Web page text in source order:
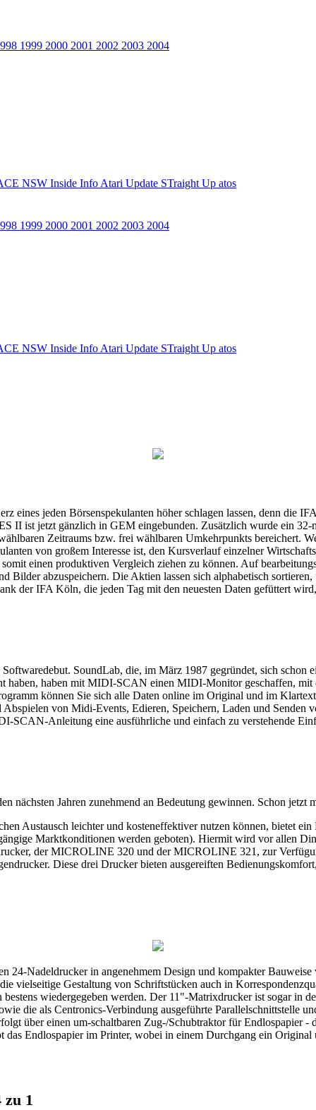
1999 2000 2001 2002 2003 2004
NSW Inside Info Atari Update STraight Up atos
1999 2000 2001 2002 2003 2004
NSW Inside Info Atari Update STraight Up atos
eines jeden Börsenspekulanten höher schlagen lassen, denn
II ist jetzt gänzlich in GEM eingebunden. Zusätzlich wurde ein
Zeitraums bzw. frei wählbaren Umkehrpunkts bereichert.
von großem Interesse ist, den Kursverlauf einzelner
einen produktiven Vergleich ziehen zu können. Auf
Bilder abzuspeichern. Die Aktien lassen sich alphabetisch
der IFA Köln, die jeden Tag mit den neuesten Daten gefüttert
SoundLab, die, im März 1987 gegründet, sich schon
haben mit MIDI-SCAN einen MIDI-Monitor geschaffen, mit
können Sie sich alle Daten online im Original und im
von Midi-Events, Edieren, Speichern, Laden und
SCAN-Anleitung eine ausführliche und einfach zu verstehende
nächsten Jahren zunehmend an Bedeutung gewinnen. Schon jetzt
Austausch leichter und kosteneffektiver nutzen können, bietet
Marktkonditionen werden geboten). Hiermit wird vor allen
der MICROLINE 320 und der MICROLINE 321, zur
Diese drei Drucker bieten ausgereiften
24-Nadeldrucker in angenehmem Design und kompakter
vielseitige Gestaltung von Schriftstücken auch in
wiedergegeben werden. Der 11"-Matrixdrucker ist sogar in
die als Centronics-Verbindung ausgeführte Parallelschnittstelle
über einen um-schaltbaren Zug-/Schubtraktor für Endlospapier
Endlospapier im Printer, wobei in einem Durchgang ein
1